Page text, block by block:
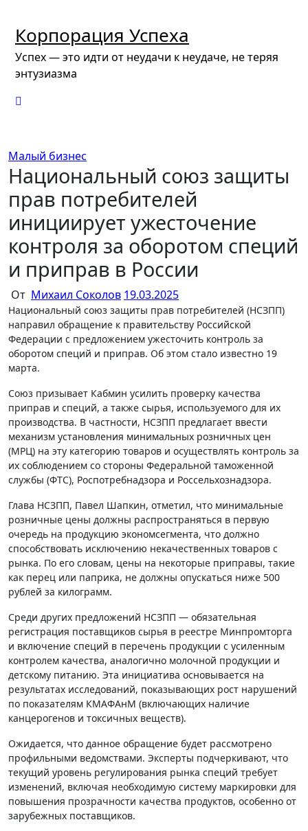
содержимому
Корпорация Успеха
Успех — это идти от неудачи к неудаче, не теряя
энтузиазма
Малый бизнес
Национальный союз защиты
прав потребителей
инициирует ужесточение
контроля за оборотом специй
и приправ в России
От Михаил Соколов 19.03.2025
Национальный союз защиты прав потребителей (НСЗПП)
направил обращение к правительству Российской
Федерации с предложением ужесточить контроль за
оборотом специй и приправ. Об этом стало известно 19
марта.
Союз призывает Кабмин усилить проверку качества
приправ и специй, а также сырья, используемого для их
производства. В частности, НСЗПП предлагает ввести
механизм установления минимальных розничных цен
(МРЦ) на эту категорию товаров и осуществлять контроль за
их соблюдением со стороны Федеральной таможенной
службы (ФТС), Роспотребнадзора и Россельхознадзора.
Глава НСЗПП, Павел Шапкин, отметил, что минимальные
розничные цены должны распространяться в первую
очередь на продукцию экономсегмента, что должно
способствовать исключению некачественных товаров с
рынка. По его словам, цены на некоторые приправы, такие
как перец или паприка, не должны опускаться ниже 500
рублей за килограмм.
Среди других предложений НСЗПП — обязательная
регистрация поставщиков сырья в реестре Минпромторга
и включение специй в перечень продукции с усиленным
контролем качества, аналогично молочной продукции и
детскому питанию. Эта инициатива основывается на
результатах исследований, показывающих рост нарушений
по показателям КМАФАнМ (включающих наличие
канцерогенов и токсичных веществ).
Ожидается, что данное обращение будет рассмотрено
профильными ведомствами. Эксперты подчеркивают, что
текущий уровень регулирования рынка специй требует
изменений, включая необходимую систему маркировки для
повышения прозрачности качества продуктов, особенно от
зарубежных поставщиков.